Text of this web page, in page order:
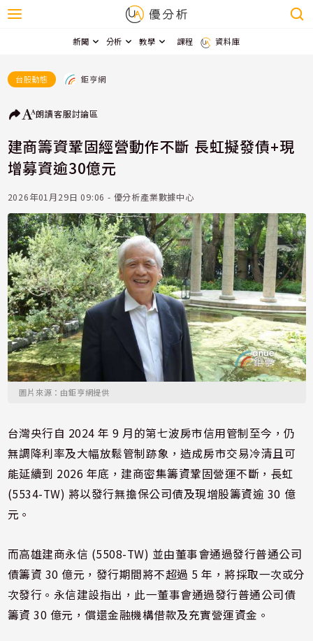
新聞 分析 教學 課程 資料庫
台股動態 鉅亨網
朗讀客服討論區
建商籌資鞏固經營動作不斷 長虹擬發債+現
增募資逾30億元
2026年01月29日 09:06 - 優分析產業數據中心
圖片來源：由鉅亨網提供
台灣央行自 2024 年 9 月的第七波房市信用管制至今，仍
無調降利率及大幅放鬆管制跡象，造成房市交易冷清且可
能延續到 2026 年底，建商密集籌資鞏固營運不斷，長虹
(5534-TW) 將以發行無擔保公司債及現增股籌資逾 30 億
元。
而高雄建商永信 (5508-TW) 並由董事會通過發行普通公司
債籌資 30 億元，發行期間將不超過 5 年，將採取一次或分
次發行。永信建設指出，此一董事會通過發行普通公司債
籌資 30 億元，償還金融機構借款及充實營運資金。